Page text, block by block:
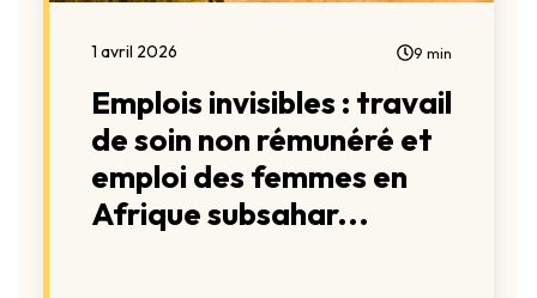
1 avril 2026 9 min
Emplois invisibles : travail
de soin non rémunéré et
emploi des femmes en
Afrique subsahar...